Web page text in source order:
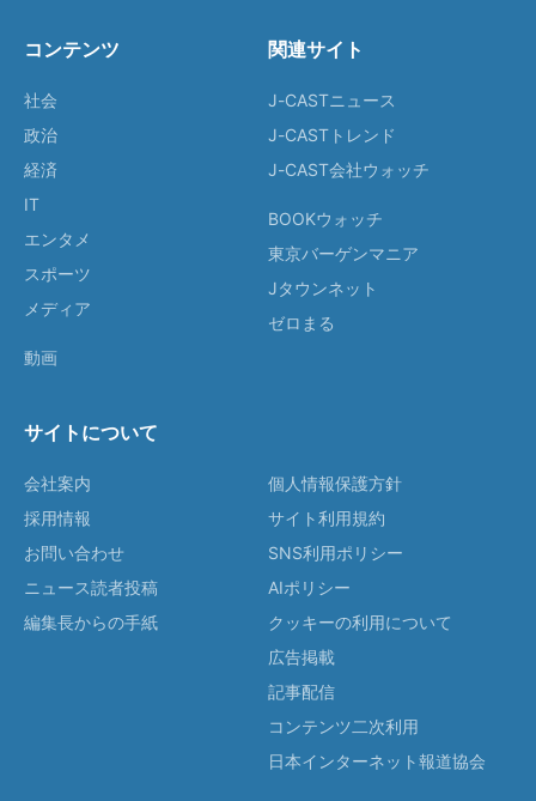
コンテンツ
社会
政治
経済
IT
エンタメ
スポーツ
メディア
動画
関連サイト
J-CASTニュース
J-CASTトレンド
J-CAST会社ウォッチ
BOOKウォッチ
東京バーゲンマニア
Jタウンネット
ゼロまる
サイトについて
会社案内
採用情報
お問い合わせ
ニュース読者投稿
編集長からの手紙
個人情報保護方針
サイト利用規約
SNS利用ポリシー
AIポリシー
クッキーの利用について
広告掲載
記事配信
コンテンツ二次利用
日本インターネット報道協会